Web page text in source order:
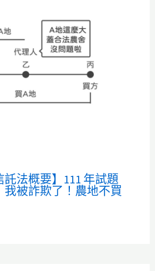
託法概要】111 年試題
被詐欺了！農地不買